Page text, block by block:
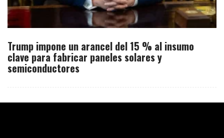
Trump impone un arancel del 15 % al insumo
clave para fabricar paneles solares y
semiconductores